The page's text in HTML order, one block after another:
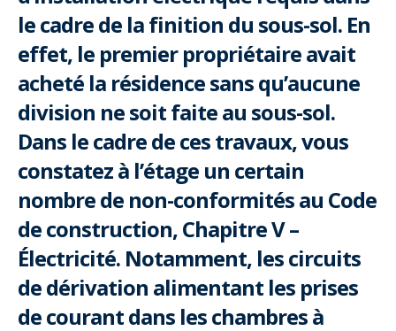
Découvrez notre campagne de
Trouver un entrepreneur
Déposer une plainte
Faire affaire avec un maître électricien
Découvrir l'espace Entrepreneurs
Hydro-Québec
Ce
lien
s’ouvrira
une
nouvelle
fenêtre
Quiz de la semaine
Avantages et privilèges
pour les membres
Découvrir l'espace Devenir
Service Démarrer une entreprise
Ce
lien
s’ouvrira
une
nouvelle
fenêtre
Documents
Formulaires, guides et autres documents
informatifs
Découvrir l'espace La CMEQ
À propos de la CMEQ
Mission et historique
Instances décisionnelles
Comités de la CMEQ
Découvrir l'espace Formation continue
Déclarer mes heures de FCO
Ce
lien
s’ouvrira
une
nouvelle
fenêtre
Centre d'expertise et de formation
À propos
le cadre de la finition du sous-sol. En
effet, le premier propriétaire avait
acheté la résidence sans qu’aucune
division ne soit faite au sous-sol.
Dans le cadre de ces travaux, vous
constatez à l’étage un certain
nombre de non-conformités au Code
de construction, Chapitre V –
Électricité. Notamment, les circuits
de dérivation alimentant les prises
de courant dans les chambres à